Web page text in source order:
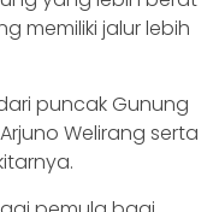
memiliki jalur lebih
puncak Gunung
Welirang serta